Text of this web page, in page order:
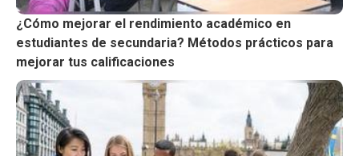
¿Cómo mejorar el rendimiento académico en
estudiantes de secundaria? Métodos prácticos para
mejorar tus calificaciones